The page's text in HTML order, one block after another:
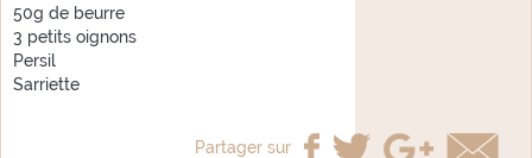
50g de beurre
3 petits oignons
Persil
Sarriette
Partager sur